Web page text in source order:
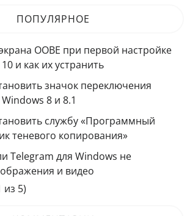
ПОПУЛЯРНОЕ
OOBE при первой настройке
и как их устранить
значок переключения
8 и 8.1
службу «Программный
теневого копирования»
Telegram для Windows не
и видео
из 5)